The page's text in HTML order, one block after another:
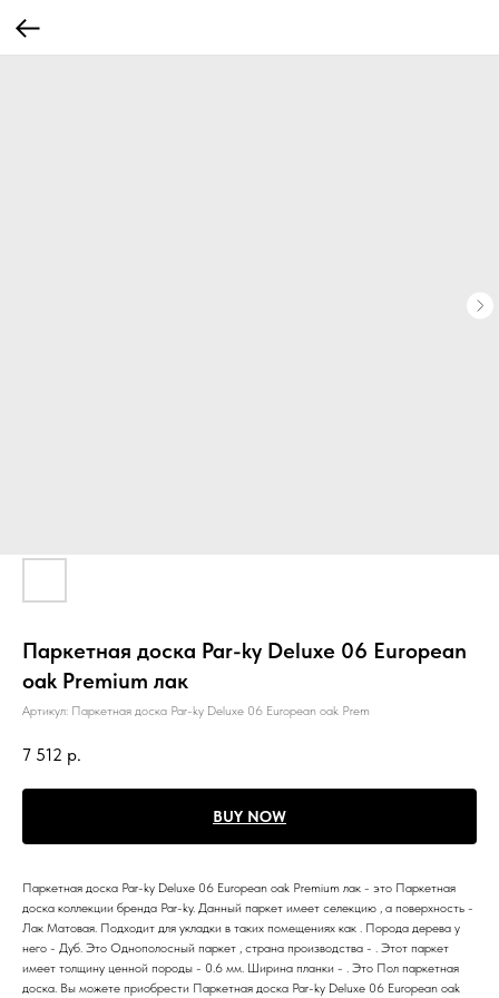
Паркетная доска Par-ky Deluxe 06 European
oak Premium лак
Артикул: Паркетная доска Par-ky Deluxe 06 European oak Prem
7 512 р.
BUY NOW
Паркетная доска Par-ky Deluxe 06 European oak Premium лак - это Паркетная
доска коллекции бренда Par-ky. Данный паркет имеет селекцию , а поверхность -
Лак Матовая. Подходит для укладки в таких помещениях как . Порода дерева у
него - Дуб. Это Однополосный паркет , страна производства - . Этот паркет
имеет толщину ценной породы - 0.6 мм. Ширина планки - . Это Пол паркетная
доска. Вы можете приобрести Паркетная доска Par-ky Deluxe 06 European oak